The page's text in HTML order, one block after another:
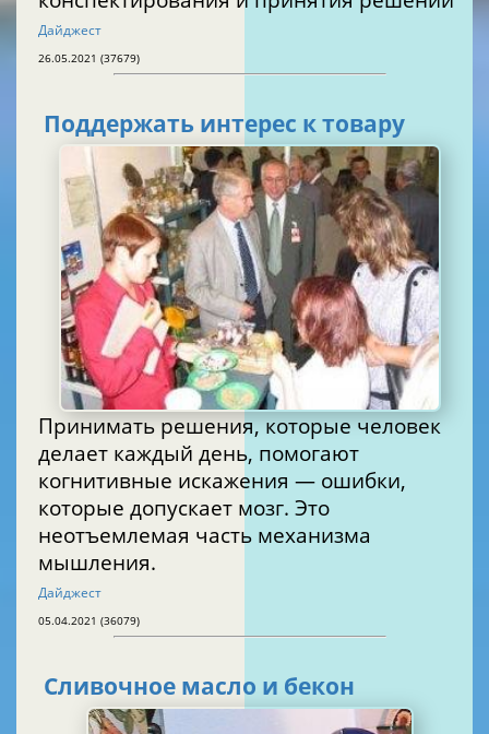
Дайджест
26.05.2021 (37679)
Поддержать интерес к товару
Принимать решения, которые человек
делает каждый день, помогают
когнитивные искажения — ошибки,
которые допускает мозг. Это
неотъемлемая часть механизма
мышления.
Дайджест
05.04.2021 (36079)
Сливочное масло и бекон